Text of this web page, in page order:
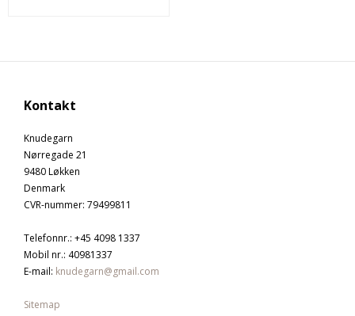
Kontakt
Knudegarn
Nørregade 21
9480 Løkken
Denmark
CVR-nummer: 79499811
Telefonnr.: +45 4098 1337
Mobil nr.: 40981337
E-mail: knudegarn@gmail.com
Sitemap